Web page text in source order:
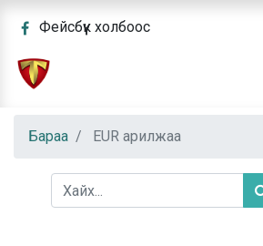
Фейсбүүк холбоос
Бараа EUR арилжаа